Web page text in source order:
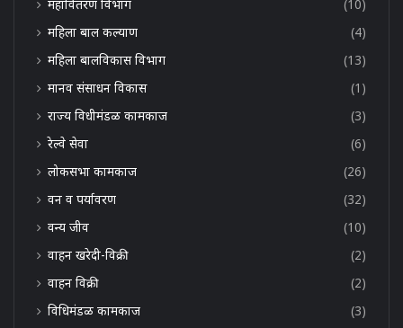
महावितरण विभाग
(10)
महिला बाल कल्याण
(4)
महिला बालविकास विभाग
(13)
मानव संसाधन विकास
(1)
राज्य विधीमंडळ कामकाज
(3)
रेल्वे सेवा
(6)
लोकसभा कामकाज
(26)
वन व पर्यावरण
(32)
वन्य जीव
(10)
वाहन खरेदी-विक्री
(2)
वाहन विक्री
(2)
विधिमंडळ कामकाज
(3)